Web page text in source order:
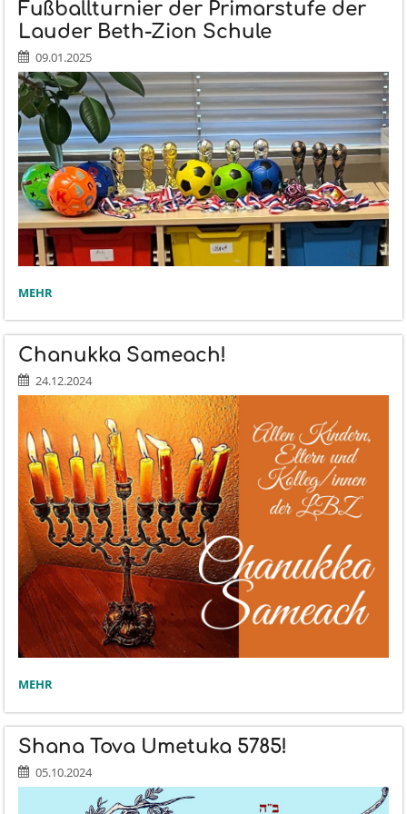
Fußballturnier der Primarstufe der
Lauder Beth-Zion Schule
09.01.2025
FUSSBALLTURNIER D
RIMARSTUFE D
ER L
AUDER B
ETH-Z
ION S
CHULE:
MEHR
Chanukka Sameach!
24.12.2024
CHANUKKA
MEHR
Shana Tova Umetuka 5785!
05.10.2024